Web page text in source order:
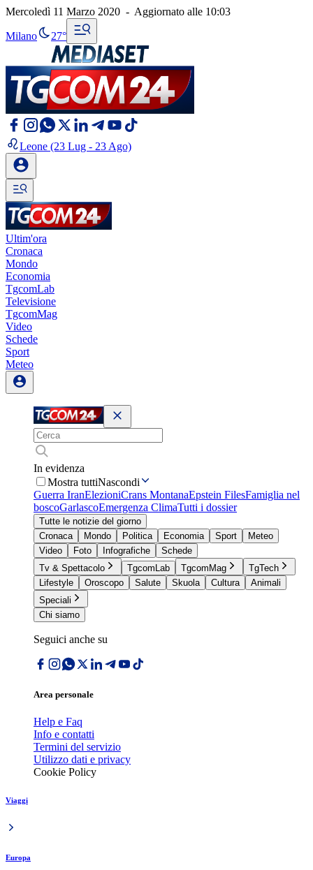
Mercoledì 11 Marzo 2020 - Aggiornato alle 10:03
Milano 27°
Leone (23 Lug - 23 Ago)
Ultim'ora
Cronaca
Mondo
Economia
TgcomLab
Televisione
TgcomMag
Video
Schede
Sport
Meteo
In evidenza
Mostra tuttiNascondi
Guerra IranElezioniCrans MontanaEpstein FilesFamiglia nel
boscoGarlascoEmergenza ClimaTutti i dossier
Tutte le notizie del giorno
Cronaca
Mondo Politica Economia Sport
Meteo
Video
Foto Infografiche
Schede
Tv & Spettacolo
TgcomLab TgcomMag
TgTech
Lifestyle
Oroscopo Salute Skuola Cultura
Animali
Speciali
Chi siamo
Seguici anche su
Area personale
Help e Faq
Info e contatti
Termini del servizio
Utilizzo dati e privacy
Cookie Policy
Viaggi
Europa